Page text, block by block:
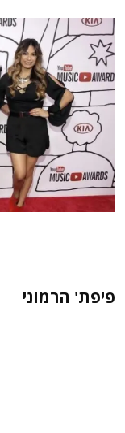
פיפת' הרמוני